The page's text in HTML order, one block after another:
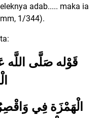
adab..... maka ia
1/344).
قَوْله صَلَّى اللَّه
الْهَمْزَة فِي